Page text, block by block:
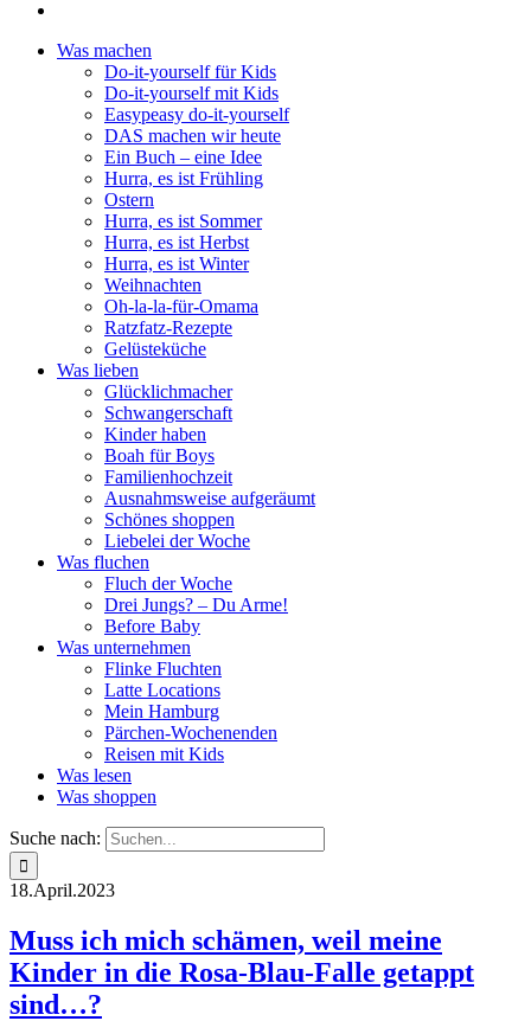
Was machen
Do-it-yourself für Kids
Do-it-yourself mit Kids
Easypeasy do-it-yourself
DAS machen wir heute
Ein Buch – eine Idee
Hurra, es ist Frühling
Ostern
Hurra, es ist Sommer
Hurra, es ist Herbst
Hurra, es ist Winter
Weihnachten
Oh-la-la-für-Omama
Ratzfatz-Rezepte
Gelüsteküche
Was lieben
Glücklichmacher
Schwangerschaft
Kinder haben
Boah für Boys
Familienhochzeit
Ausnahmsweise aufgeräumt
Schönes shoppen
Liebelei der Woche
Was fluchen
Fluch der Woche
Drei Jungs? – Du Arme!
Before Baby
Was unternehmen
Flinke Fluchten
Latte Locations
Mein Hamburg
Pärchen-Wochenenden
Reisen mit Kids
Was lesen
Was shoppen
Suche nach:
18.April.2023
Muss ich mich schämen, weil meine
Kinder in die Rosa-Blau-Falle getappt
sind…?